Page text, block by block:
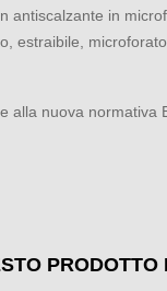
antiscalzante in
estraibile,
alla nuova normativa
PRODOTTO